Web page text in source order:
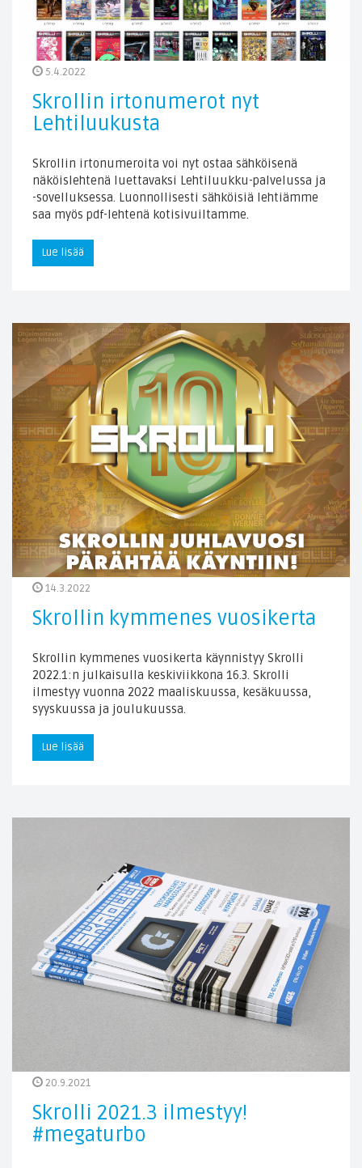
5.4.2022
Skrollin irtonumerot nyt
Lehtiluukusta
Skrollin irtonumeroita voi nyt ostaa sähköisenä
näköislehtenä luettavaksi Lehtiluukku-palvelussa ja
-sovelluksessa. Luonnollisesti sähköisiä lehtiämme
saa myös pdf-lehtenä kotisivuiltamme.
Lue lisää
14.3.2022
Skrollin kymmenes vuosikerta
Skrollin kymmenes vuosikerta käynnistyy Skrolli
2022.1:n julkaisulla keskiviikkona 16.3. Skrolli
ilmestyy vuonna 2022 maaliskuussa, kesäkuussa,
syyskuussa ja joulukuussa.
Lue lisää
20.9.2021
Skrolli 2021.3 ilmestyy!
#megaturbo